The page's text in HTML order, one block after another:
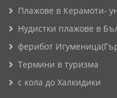
Плажове в Керамоти-
Нудистки плажове в
ферибот
Термини в туризма
с кола до Халкидики